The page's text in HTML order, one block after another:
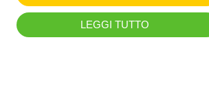
LEGGI TUTTO